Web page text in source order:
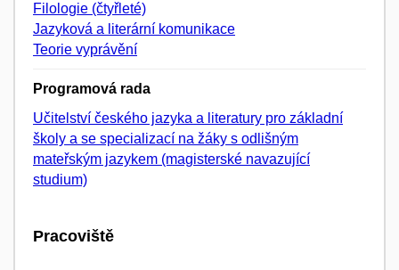
Filologie (čtyřleté)
Jazyková a literární komunikace
Teorie vyprávění
Programová rada
Učitelství českého jazyka a literatury pro základní
školy a se specializací na žáky s odlišným
mateřským jazykem (magisterské navazující
studium)
Pracoviště